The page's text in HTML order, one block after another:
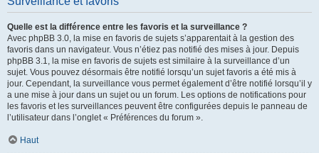
Quelle est la différence entre les favoris et la surveillance ?
Avec phpBB 3.0, la mise en favoris de sujets s’apparentait à la gestion des
favoris dans un navigateur. Vous n’étiez pas notifié des mises à jour. Depuis
phpBB 3.1, la mise en favoris de sujets est similaire à la surveillance d’un
sujet. Vous pouvez désormais être notifié lorsqu’un sujet favoris a été mis à
jour. Cependant, la surveillance vous permet également d’être notifié lorsqu’il y
a une mise à jour dans un sujet ou un forum. Les options de notifications pour
les favoris et les surveillances peuvent être configurées depuis le panneau de
l’utilisateur dans l’onglet « Préférences du forum ».
Haut